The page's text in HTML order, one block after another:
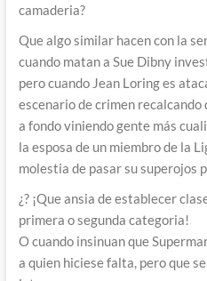
camaderia?
Que algo similar hacen con la
cuando matan a Sue Dibny
pero cuando Jean Loring es
escenario de crimen
a fondo viniendo gente más
la esposa de un miembro de la
molestia de pasar su superojos
¿? ¡Que ansia de establecer
primera o segunda categoria!
O cuando insinuan que
a quien hiciese falta, pero que